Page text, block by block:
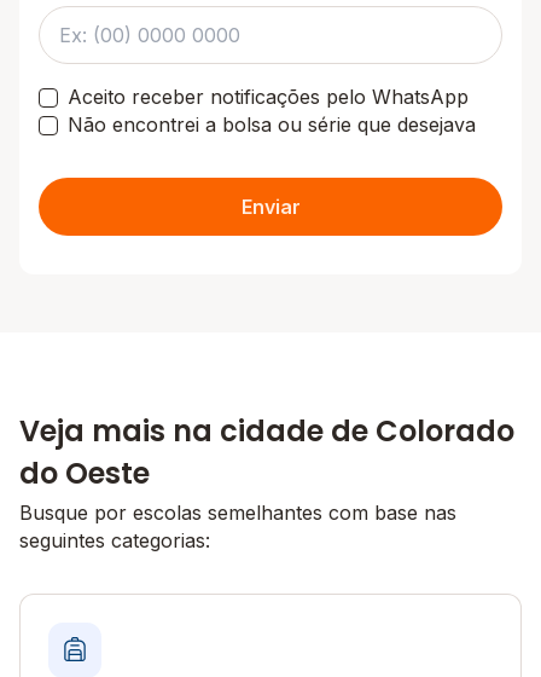
Aceito receber notificações pelo WhatsApp
Não encontrei a bolsa ou série que desejava
Enviar
Veja mais na cidade de Colorado
do Oeste
Busque por escolas semelhantes com base nas
seguintes categorias: